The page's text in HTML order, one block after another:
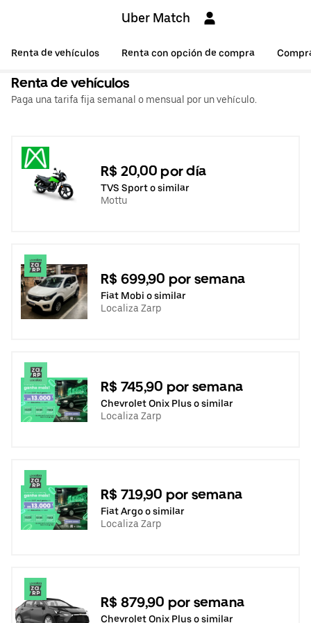
Uber Match
Renta de vehículos Renta con opción de compra
Renta de vehículos
Paga una tarifa fija semanal o mensual por un vehículo.
R$ 20,00 por día
TVS Sport o similar
Mottu
R$ 699,90 por semana
Fiat Mobi o similar
Localiza Zarp
R$ 745,90 por semana
Chevrolet Onix Plus o similar
Localiza Zarp
R$ 719,90 por semana
Fiat Argo o similar
Localiza Zarp
R$ 879,90 por semana
Chevrolet Onix Plus o similar